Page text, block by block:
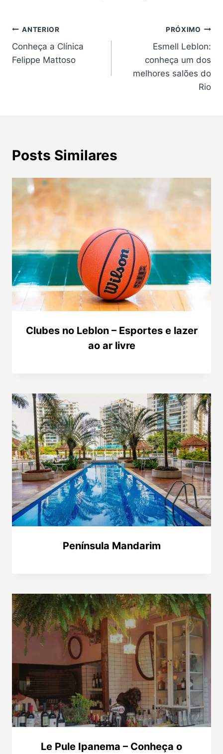
Navegação
de
ANTERIOR
Conheça a Clínica
Felippe Mattoso
PRÓXIMO
Esmell Leblon:
conheça um dos
melhores salões do
Rio
Posts Similares
Clubes no Leblon – Esportes e lazer
ao ar livre
Península Mandarim
Le Pule Ipanema – Conheça o